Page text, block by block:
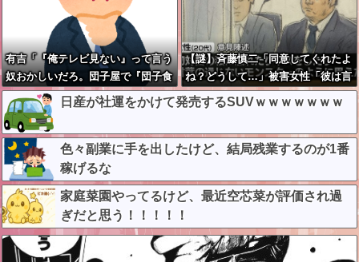
有吉「『俺テレビ見ない』って言う
奴おかしいだろ。団子屋で『団子食
べない』って言うか？」
【謎】斉藤慎二「同意してくれたよ
ね？どうして…」被害女性「彼は言
葉が通じないモンスター」
日産が社運をかけて発売するSUVｗｗｗｗｗｗｗ
色々副業に手を出したけど、結局残業するのが1番
稼げるな
家庭菜園やってるけど、最近空芯菜が評価され過
ぎだと思う！！！！！